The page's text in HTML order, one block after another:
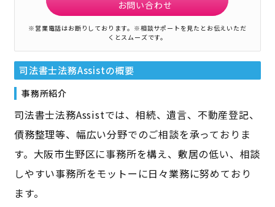
お問い合わせ
※営業電話はお断りしております。 ※相談サポートを見たとお伝えいただ
くとスムーズです。
司法書士法務Assistの概要
事務所紹介
司法書士法務Assistでは、相続、遺言、不動産登記、
債務整理等、幅広い分野でのご相談を承っておりま
す。大阪市生野区に事務所を構え、敷居の低い、相談
しやすい事務所をモットーに日々業務に努めており
ます。